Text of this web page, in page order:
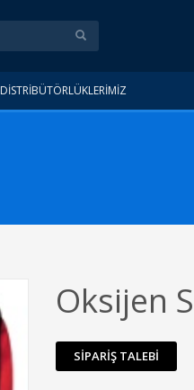
DİSTRİBÜTÖRLÜKLERİMİZ
Oksijen